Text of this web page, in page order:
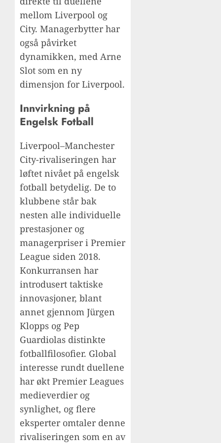
mellom Liverpool og
City. Managerbytter har
også påvirket
dynamikken, med Arne
Slot som en ny
dimensjon for Liverpool.
Innvirkning på
Engelsk Fotball
Liverpool–Manchester
City-rivaliseringen har
løftet nivået på engelsk
fotball betydelig. De to
klubbene står bak
nesten alle individuelle
prestasjoner og
managerpriser i Premier
League siden 2018.
Konkurransen har
introdusert taktiske
innovasjoner, blant
annet gjennom Jürgen
Klopps og Pep
Guardiolas distinkte
fotballfilosofier. Global
interesse rundt duellene
har økt Premier Leagues
medieverdier og
synlighet, og flere
eksperter omtaler denne
rivaliseringen som en av